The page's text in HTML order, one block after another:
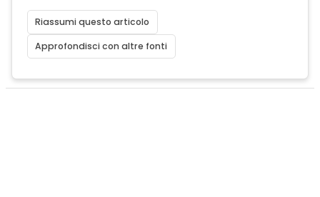
Riassumi questo articolo
Approfondisci con altre fonti